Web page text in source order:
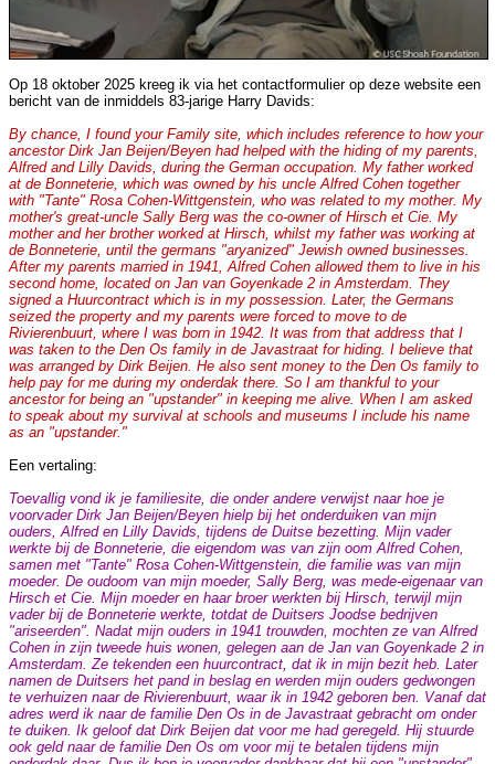
Op 18 oktober 2025 kreeg ik via het contactformulier op deze website een
bericht van de inmiddels 83-jarige Harry Davids:
By chance, I found your Family site, which includes reference to how your
ancestor Dirk Jan Beijen/Beyen had helped with the hiding of my parents,
Alfred and Lilly Davids, during the German occupation. My father worked
at de Bonneterie, which was owned by his uncle Alfred Cohen together
with "Tante" Rosa Cohen-Wittgenstein, who was related to my mother. My
mother's great-uncle Sally Berg was the co-owner of Hirsch et Cie. My
mother and her brother worked at Hirsch, whilst my father was working at
de Bonneterie, until the germans "aryanized" Jewish owned businesses.
After my parents married in 1941, Alfred Cohen allowed them to live in his
second home, located on Jan van Goyenkade 2 in Amsterdam. They
signed a Huurcontract which is in my possession. Later, the Germans
seized the property and my parents were forced to move to de
Rivierenbuurt, where I was born in 1942. It was from that address that I
was taken to the Den Os family in de Javastraat for hiding. I believe that
was arranged by Dirk Beijen. He also sent money to the Den Os family to
help pay for me during my onderdak there. So I am thankful to your
ancestor for being an "upstander" in keeping me alive. When I am asked
to speak about my survival at schools and museums I include his name
as an "upstander."
Een vertaling:
Toevallig vond ik je familiesite, die onder andere verwijst naar hoe je
voorvader Dirk Jan Beijen/Beyen hielp bij het onderduiken van mijn
ouders, Alfred en Lilly Davids, tijdens de Duitse bezetting. Mijn vader
werkte bij de Bonneterie, die eigendom was van zijn oom Alfred Cohen,
samen met "Tante" Rosa Cohen-Wittgenstein, die familie was van mijn
moeder. De oudoom van mijn moeder, Sally Berg, was mede-eigenaar van
Hirsch et Cie. Mijn moeder en haar broer werkten bij Hirsch, terwijl mijn
vader bij de Bonneterie werkte, totdat de Duitsers Joodse bedrijven
"ariseerden". Nadat mijn ouders in 1941 trouwden, mochten ze van Alfred
Cohen in zijn tweede huis wonen, gelegen aan de Jan van Goyenkade 2 in
Amsterdam. Ze tekenden een huurcontract, dat ik in mijn bezit heb. Later
namen de Duitsers het pand in beslag en werden mijn ouders gedwongen
te verhuizen naar de Rivierenbuurt, waar ik in 1942 geboren ben. Vanaf dat
adres werd ik naar de familie Den Os in de Javastraat gebracht om onder
te duiken. Ik geloof dat Dirk Beijen dat voor me had geregeld. Hij stuurde
ook geld naar de familie Den Os om voor mij te betalen tijdens mijn